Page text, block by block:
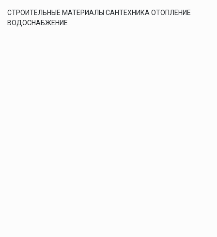
СТРОИТЕЛЬНЫЕ МАТЕРИАЛЫ САНТЕХНИКА ОТОПЛЕНИЕ
ВОДОСНАБЖЕНИЕ